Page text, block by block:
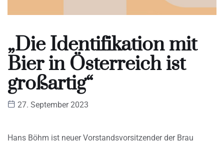
„Die Identifikation mit
Bier in Österreich ist
großartig“
27. September 2023
Hans Böhm ist neuer Vorstandsvorsitzender der Brau